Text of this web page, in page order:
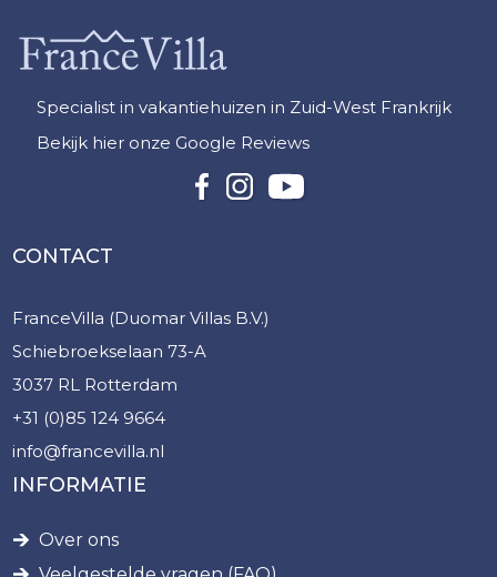
Specialist in vakantiehuizen in Zuid-West Frankrijk
Bekijk hier onze Google Reviews
CONTACT
FranceVilla (Duomar Villas B.V.)
Schiebroekselaan 73-A
3037 RL Rotterdam
+31 (0)85 124 9664
info@francevilla.nl
INFORMATIE
Over ons